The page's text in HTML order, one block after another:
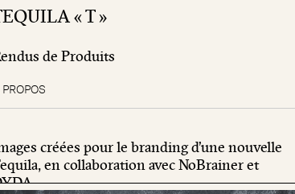
« T »
de Produits
PROPOS
créées pour le branding d’une nouvelle
en collaboration avec NoBrainer et